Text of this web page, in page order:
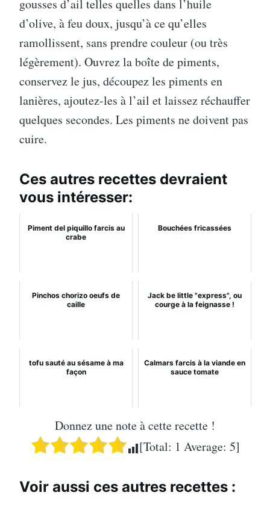
gousses d’ail telles quelles dans l’huile
d’olive, à feu doux, jusqu’à ce qu’elles
ramollissent, sans prendre couleur (ou très
légèrement). Ouvrez la boîte de piments,
conservez le jus, découpez les piments en
lanières, ajoutez-les à l’ail et laissez réchauffer
quelques secondes. Les piments ne doivent pas
cuire.
Ces autres recettes devraient
vous intéresser:
Piment del piquillo farcis au
crabe
Bouchées fricassées
Pinchos chorizo oeufs de
caille
Jack be little "express", ou
courge à la feignasse !
tofu sauté au sésame à ma
façon
Calmars farcis à la viande en
sauce tomate
Donnez une note à cette recette !
[Total: 1 Average: 5]
Voir aussi ces autres recettes :